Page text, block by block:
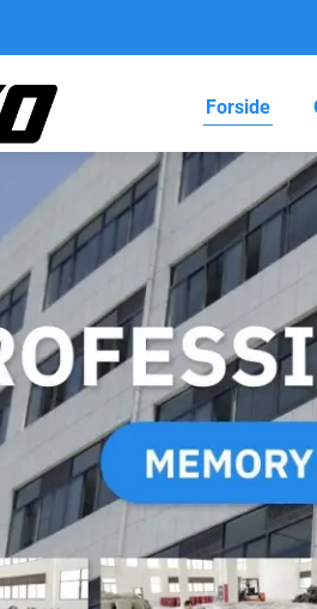
Forside